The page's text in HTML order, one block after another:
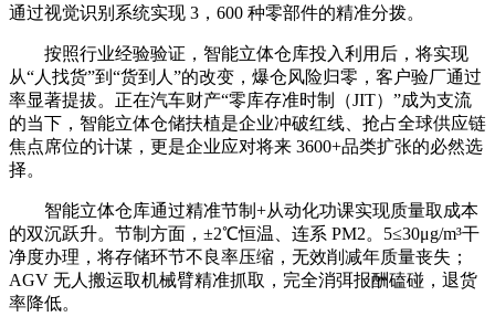
通过视觉识别系统实现 3，600 种零部件的精准分拨。
按照行业经验验证，智能立体仓库投入利用后，将实现
从“人找货”到“货到人”的改变，爆仓风险归零，客户验厂通过
率显著提拔。正在汽车财产“零库存准时制（JIT）”成为支流
的当下，智能立体仓储扶植是企业冲破红线、抢占全球供应链
焦点席位的计谋，更是企业应对将来 3600+品类扩张的必然选
择。
智能立体仓库通过精准节制+从动化功课实现质量取成本
的双沉跃升。节制方面，±2℃恒温、连系 PM2。5≤30μg/m³干
净度办理，将存储环节不良率压缩，无效削减年质量丧失；
AGV 无人搬运取机械臂精准抓取，完全消弭报酬磕碰，退货
率降低。